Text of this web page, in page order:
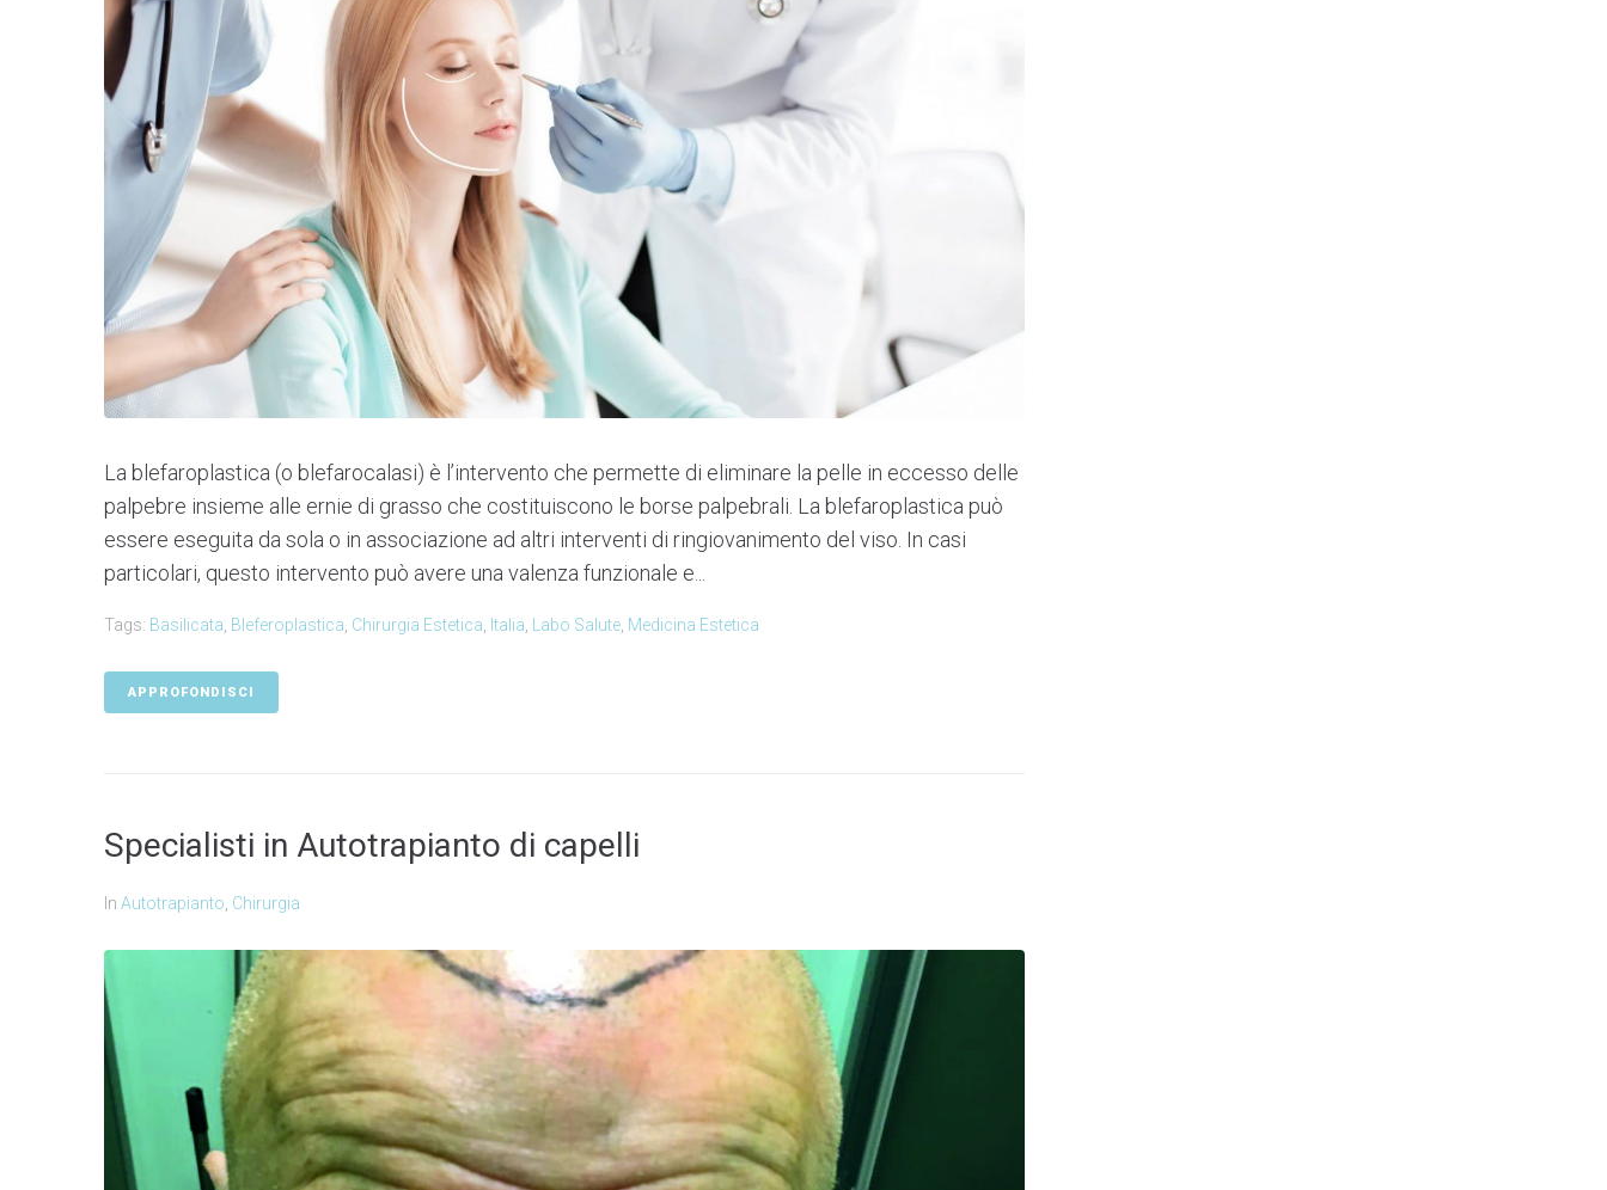
La blefaroplastica (o blefarocalasi) è l’intervento che permette di eliminare la pelle in eccesso delle
palpebre insieme alle ernie di grasso che costituiscono le borse palpebrali. La blefaroplastica può
essere eseguita da sola o in associazione ad altri interventi di ringiovanimento del viso. In casi
particolari, questo intervento può avere una valenza funzionale e...
Tags: Basilicata Bleferoplastica Chirurgia Estetica Italia Labo Salute Medicina Estetica
APPROFONDISCI
Specialisti in Autotrapianto di capelli
In Autotrapianto Chirurgia